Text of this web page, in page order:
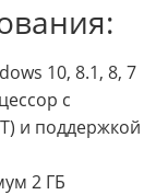
10, 8.1, 8, 7
с
и поддержкой
2 ГБ